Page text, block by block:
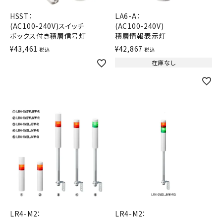
回転灯
流線型
LED照明
散光式警光灯
HSST：
(AC100-240V)スイッチ
ボックス付き積層信号灯
¥43,461 税込
LA6-A：
(AC100-240V)
積層情報表示灯
¥42,867 税込
在庫なし
LR4-M2：
LR4-M2：